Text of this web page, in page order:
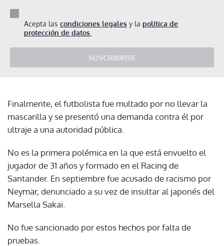
Acepta las condiciones legales y la política de
protección de datos.
SUSCRIBIRSE
Finalmente, el futbolista fue multado por no llevar la
mascarilla y se presentó una demanda contra él por
ultraje a una autoridad pública.
No es la primera polémica en la que está envuelto el
jugador de 31 años y formado en el Racing de
Santander. En septiembre fue acusado de racismo por
Neymar, denunciado a su vez de insultar al japonés del
Marsella Sakai.
No fue sancionado por estos hechos por falta de
pruebas.